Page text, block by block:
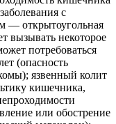
с
— открытоугольная
вызывать некоторое
потребоваться
(опасность
язвенный колит
кишечника,
или обострение